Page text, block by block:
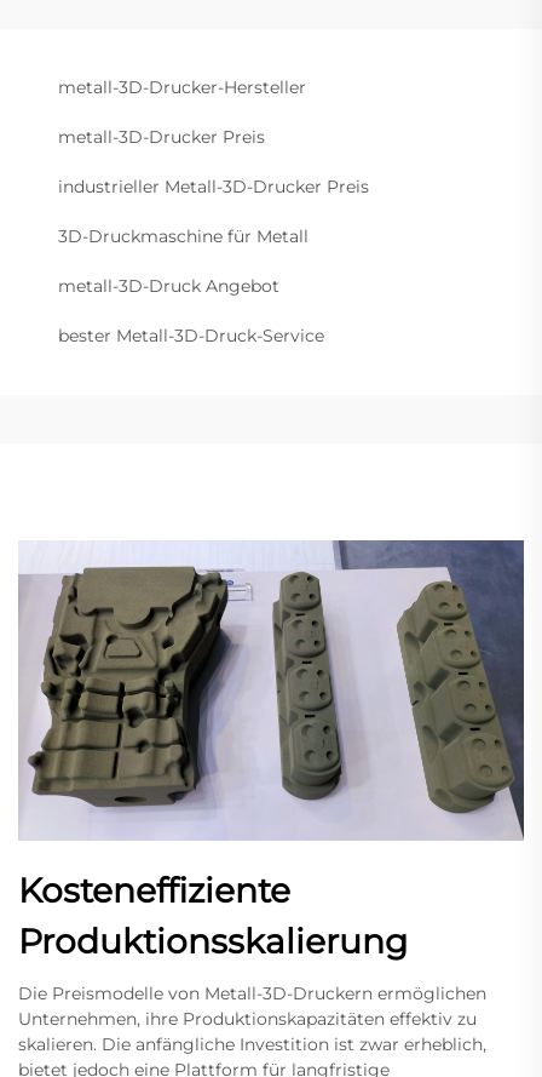
metall-3D-Drucker-Hersteller
metall-3D-Drucker Preis
industrieller Metall-3D-Drucker Preis
3D-Druckmaschine für Metall
metall-3D-Druck Angebot
bester Metall-3D-Druck-Service
Kosteneffiziente
Produktionsskalierung
Die Preismodelle von Metall-3D-Druckern ermöglichen
Unternehmen, ihre Produktionskapazitäten effektiv zu
skalieren. Die anfängliche Investition ist zwar erheblich,
bietet jedoch eine Plattform für langfristige